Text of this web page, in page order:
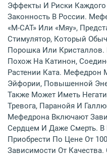
Эффекты И Риски
Законность В России.
«M-CAT» Или «мяу»,
Стимулятор, Который
Порошка Или
Похож На Катинон,
Растении Ката. Мефедрон
Эйфории, Повышенной
Также Может Иметь
Тревога, Паранойя И
Мефедрона Включают
Сердцем И Даже Смерть.
Приобрести По Цене От
Зависимости От